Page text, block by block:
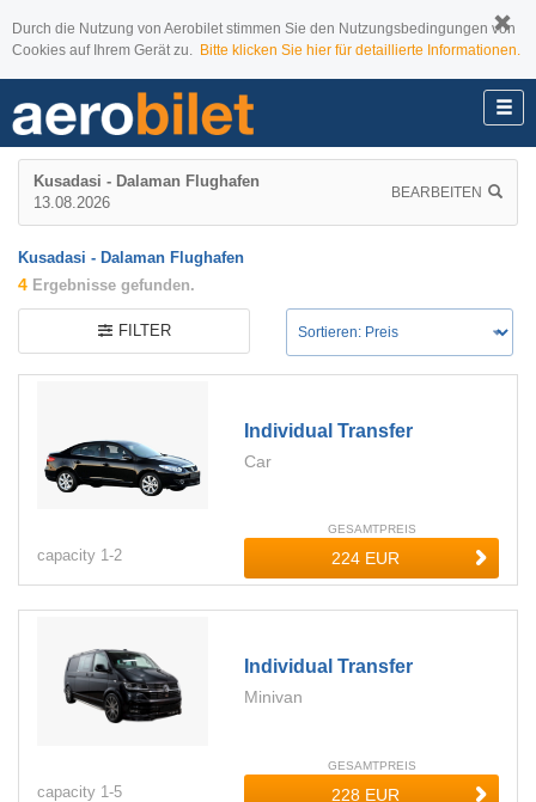
Durch die Nutzung von Aerobilet stimmen Sie den Nutzungsbedingungen von
Cookies auf Ihrem Gerät zu. Bitte klicken Sie hier für detaillierte Informationen.
Kusadasi - Dalaman Flughafen
13.08.2026
BEARBEITEN
Kusadasi - Dalaman Flughafen
4 Ergebnisse gefunden.
FILTER
Individual Transfer
Car
capacity 1-2
GESAMTPREIS
Individual Transfer
Minivan
capacity 1-5
GESAMTPREIS